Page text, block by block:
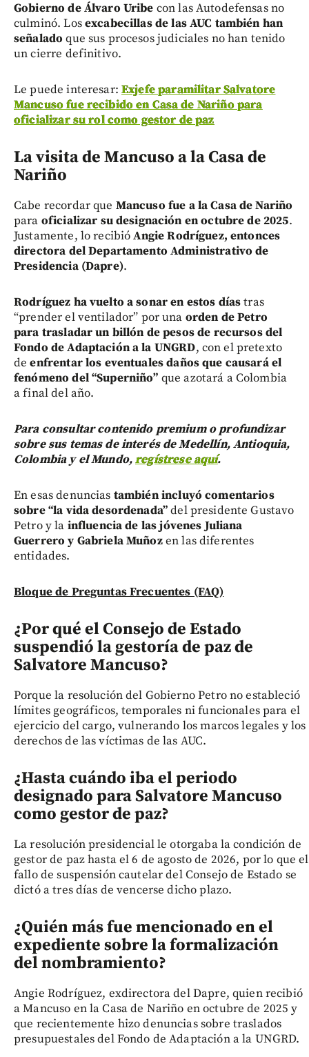
Gobierno de Álvaro Uribe con las Autodefensas no
culminó. Losexcabecillas de las AUC también han
señalado que sus procesos judiciales no han tenido
un cierre definitivo.
Le puede interesar: Exjefe paramilitar Salvatore
Mancuso fue recibido en Casa de Nariño para
oficializar su rol como gestor de paz
La visita de Mancuso a la Casa de
Nariño
Cabe recordar que Mancuso fue a la Casa de Nariño
para oficializar su designación en octubre de 2025.
Justamente, lo recibióAngie Rodríguez, entonces
directora del Departamento Administrativo de
Presidencia (Dapre).
Rodríguez ha vuelto a sonar en estos díastras
“prender el ventilador” por una orden de Petro
para trasladar un billón de pesos de recursos del
Fondo de Adaptación a la UNGRD, con el pretexto
deenfrentar los eventuales daños que causará el
fenómeno del “Superniño” que azotará a Colombia
a final del año.
Para consultar contenido premium o profundizar
sobre sus temas de interés de Medellín, Antioquia,
Colombia y el Mundo,regístrese aquí.
En esas denuncias también incluyó comentarios
sobre “la vida desordenada”del presidente Gustavo
Petro y la influencia de las jóvenes Juliana
Guerrero y Gabriela Muñozen las diferentes
entidades.
Bloque de Preguntas Frecuentes (FAQ)
¿Por qué el Consejo de Estado
suspendió la gestoría de paz de
Salvatore Mancuso?
Porque la resolución del Gobierno Petro no estableció
límites geográficos, temporales ni funcionales para el
ejercicio del cargo, vulnerando los marcos legales y los
derechos de las víctimas de las AUC.
¿Hasta cuándo iba el periodo
designado para Salvatore Mancuso
como gestor de paz?
La resolución presidencial le otorgaba la condición de
gestor de paz hasta el 6 de agosto de 2026, por lo que el
fallo de suspensión cautelar del Consejo de Estado se
dictó a tres días de vencerse dicho plazo.
¿Quién más fue mencionado en el
expediente sobre la formalización
del nombramiento?
Angie Rodríguez, exdirectora del Dapre, quien recibió
a Mancuso en la Casa de Nariño en octubre de 2025 y
que recientemente hizo denuncias sobre traslados
presupuestales del Fondo de Adaptación a la UNGRD.